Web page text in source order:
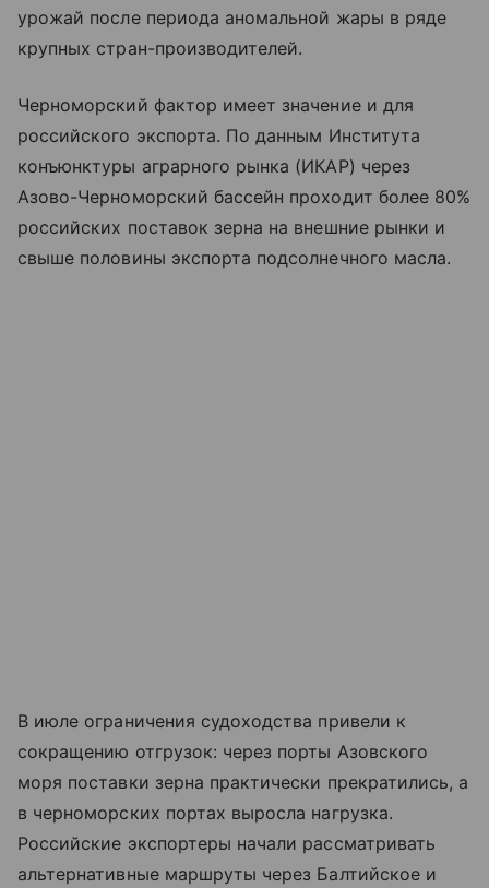
урожай после периода аномальной жары в ряде
крупных стран-производителей.
Черноморский фактор имеет значение и для
российского экспорта. По данным Института
конъюнктуры аграрного рынка (ИКАР) через
Азово-Черноморский бассейн проходит более 80%
российских поставок зерна на внешние рынки и
свыше половины экспорта подсолнечного масла.
В июле ограничения судоходства привели к
сокращению отгрузок: через порты Азовского
моря поставки зерна практически прекратились, а
в черноморских портах выросла нагрузка.
Российские экспортеры начали рассматривать
альтернативные маршруты через Балтийское и